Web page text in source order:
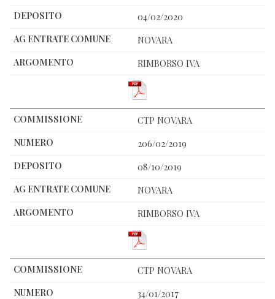
04/02/2020
NOVARA
RIMBORSO IVA
CTP NOVARA
206/02/2019
08/10/2019
NOVARA
RIMBORSO IVA
CTP NOVARA
34/01/2017